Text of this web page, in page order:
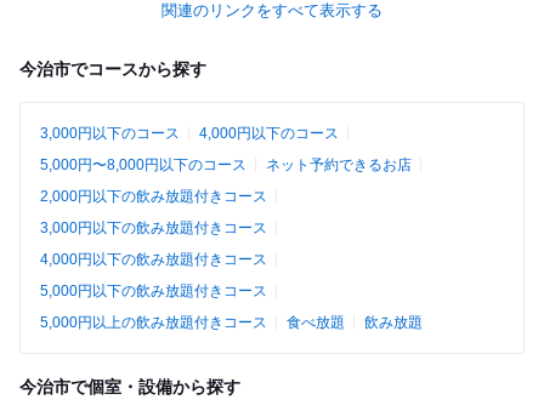
関連のリンクをすべて表示する
今治市でコースから探す
3,000円以下のコース
4,000円以下のコース
5,000円〜8,000円以下のコース
ネット予約できるお店
2,000円以下の飲み放題付きコース
3,000円以下の飲み放題付きコース
4,000円以下の飲み放題付きコース
5,000円以下の飲み放題付きコース
5,000円以上の飲み放題付きコース
食べ放題 飲み放題
今治市で個室・設備から探す